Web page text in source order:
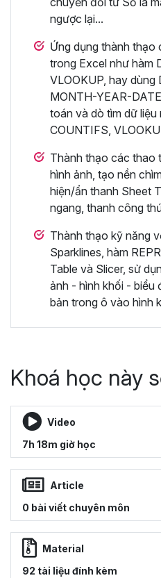
ngược lại...
Ứng dụng thành thạo
trong Excel như hàm
VLOOKUP, hay dùng
MONTH-YEAR-
toán và dò tìm dữ
COUNTIFS,
Thành thạo các thao
hình ảnh, tạo nền
hiện/ẩn thanh Sheet
ngang, thanh công
Thành thạo kỹ năng
Sparklines, hàm
Table và Slicer, sử
ảnh - hình khối - biểu
bản trong ô vào hình
Khoá học này
Video
7h 18m giờ học
Article
0 bài viết chuyên môn
Material
92 tài liệu đính kèm